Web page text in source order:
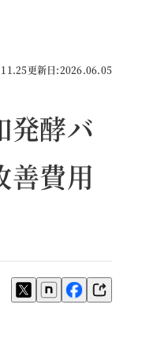
更新日:2026.06.05
発酵バ
善費用